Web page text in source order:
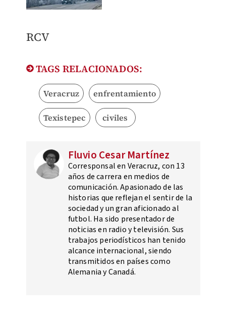
RCV
TAGS RELACIONADOS:
Veracruz enfrentamiento
Texistepec civiles
Fluvio Cesar Martínez
Corresponsal en Veracruz, con 13
años de carrera en medios de
comunicación. Apasionado de las
historias que reflejan el sentir de la
sociedad y un gran aficionado al
futbol. Ha sido presentador de
noticias en radio y televisión. Sus
trabajos periodísticos han tenido
alcance internacional, siendo
transmitidos en países como
Alemania y Canadá.